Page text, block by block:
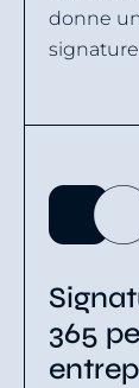
donne
365